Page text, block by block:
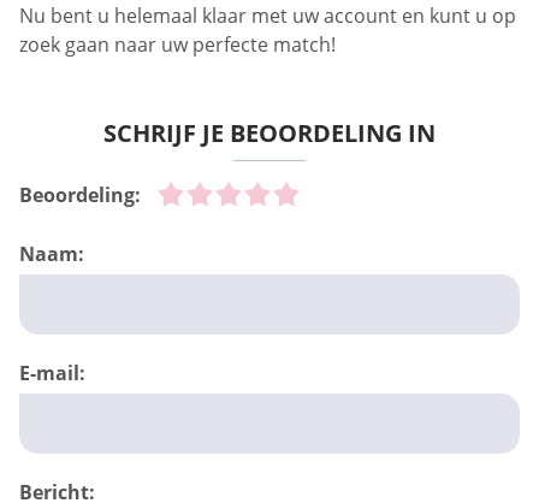
Nu bent u helemaal klaar met uw account en kunt u op
zoek gaan naar uw perfecte match!
SCHRIJF JE BEOORDELING IN
Beoordeling:
Naam:
E-mail:
Bericht: